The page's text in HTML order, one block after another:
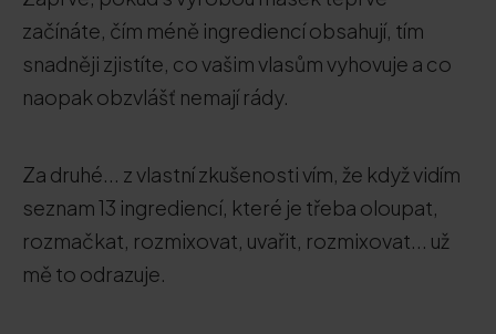
začínáte, čím méně ingrediencí obsahují, tím
snadněji zjistíte, co vašim vlasům vyhovuje a co
naopak obzvlášť nemají rády.
Za druhé... z vlastní zkušenosti vím, že když vidím
seznam 13 ingrediencí, které je třeba oloupat,
rozmačkat, rozmixovat, uvařit, rozmixovat... už
mě to odrazuje.